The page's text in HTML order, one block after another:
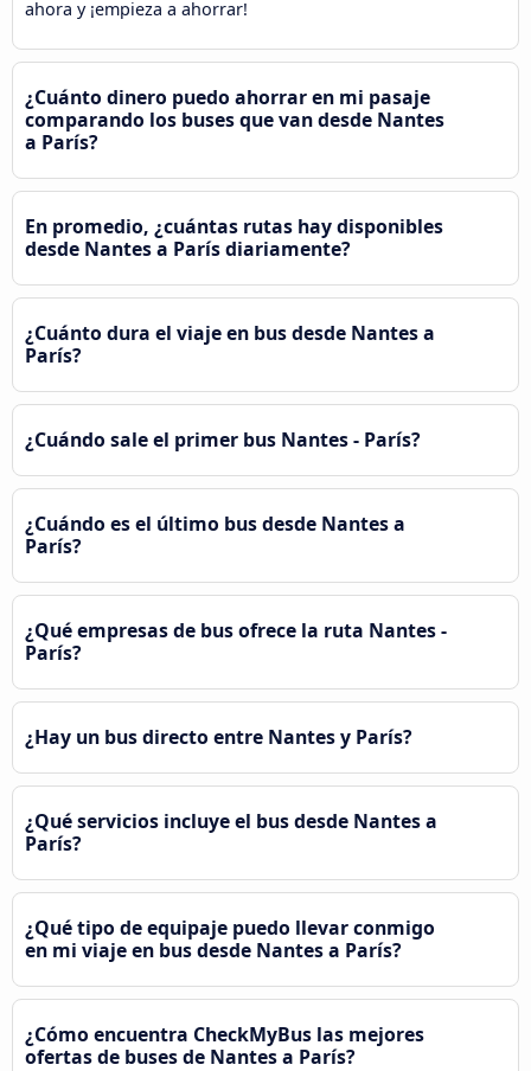
ahora y ¡empieza a ahorrar!
¿Cuánto dinero puedo ahorrar en mi pasaje
comparando los buses que van desde Nantes
a París?
En promedio, ¿cuántas rutas hay disponibles
desde Nantes a París diariamente?
¿Cuánto dura el viaje en bus desde Nantes a
París?
¿Cuándo sale el primer bus Nantes - París?
¿Cuándo es el último bus desde Nantes a
París?
¿Qué empresas de bus ofrece la ruta Nantes -
París?
¿Hay un bus directo entre Nantes y París?
¿Qué servicios incluye el bus desde Nantes a
París?
¿Qué tipo de equipaje puedo llevar conmigo
en mi viaje en bus desde Nantes a París?
¿Cómo encuentra CheckMyBus las mejores
ofertas de buses de Nantes a París?